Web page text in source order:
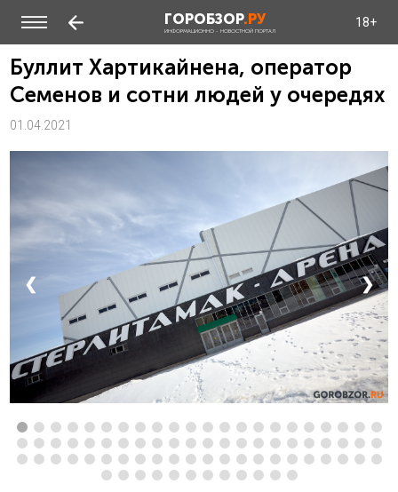
ГОРОБЗОР.РУ
ИНФОРМАЦИОННО - НОВОСТНОЙ ПОРТАЛ
18+
Буллит Хартикайнена, оператор
Семенов и сотни людей у очередях
01.04.2021
❮ ❯